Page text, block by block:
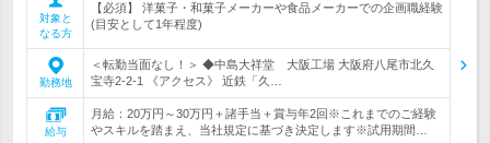
対象と
なる方
【必須】 洋菓子・和菓子メーカーや食品メーカーでの企画職経験
(目安として1年程度)
勤務地
＜転勤当面なし！＞ ◆中島大祥堂 大阪工場 大阪府八尾市北久
宝寺2-2-1 《アクセス》 近鉄「久…
給与
月給：20万円～30万円＋諸手当＋賞与年2回※これまでのご経験
やスキルを踏まえ、当社規定に基づき決定します※試用期間…